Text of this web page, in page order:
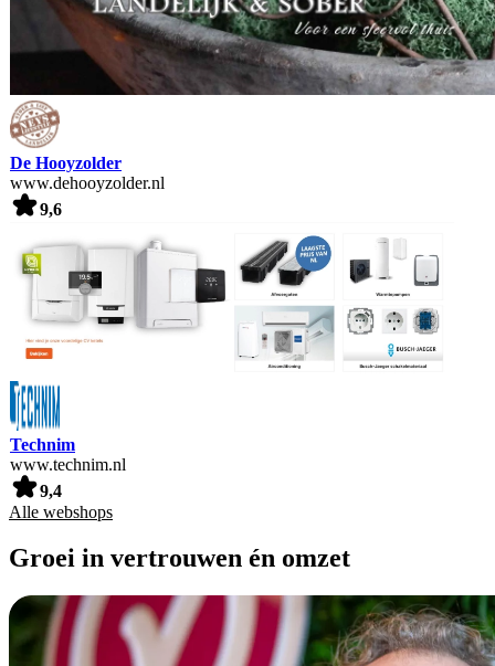
De Hooyzolder
www.dehooyzolder.nl
9,6
Technim
www.technim.nl
9,4
Alle webshops
Groei in vertrouwen én omzet